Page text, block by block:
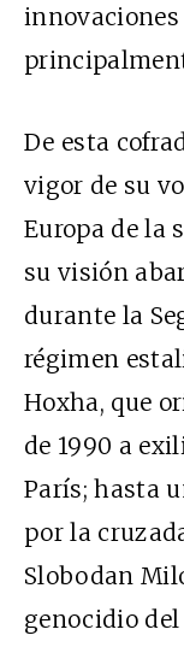
De esta
vigor de su
Europa de la
su visión
durante la
régimen
Hoxha, que
de 1990 a
París; hasta
por la
Slobodan
genocidio